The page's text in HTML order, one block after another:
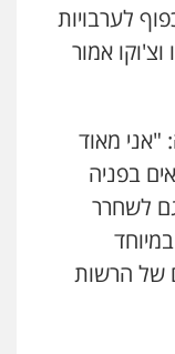
לערבויות
וצ'וקו אמור
"אני מאוד
בפניה
גם לשחרר
של הרשות
לבן פשיעה